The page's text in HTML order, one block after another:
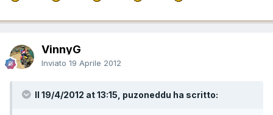
VinnyG
Inviato 19 Aprile 2012
Il 19/4/2012 at 13:15, puzoneddu ha scritto: